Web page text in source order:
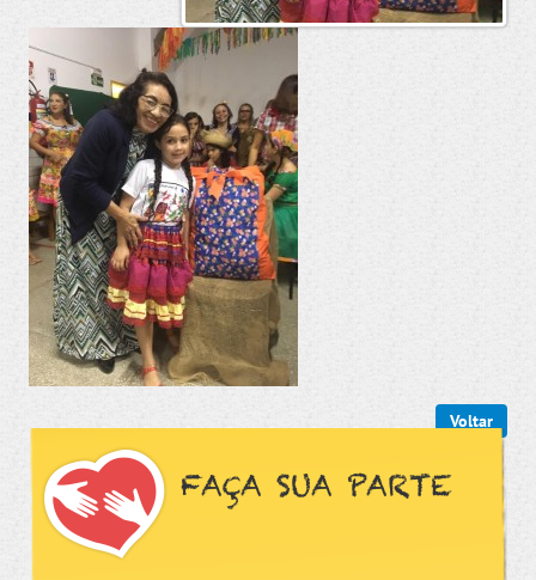
Voltar
FAÇA SUA PARTE